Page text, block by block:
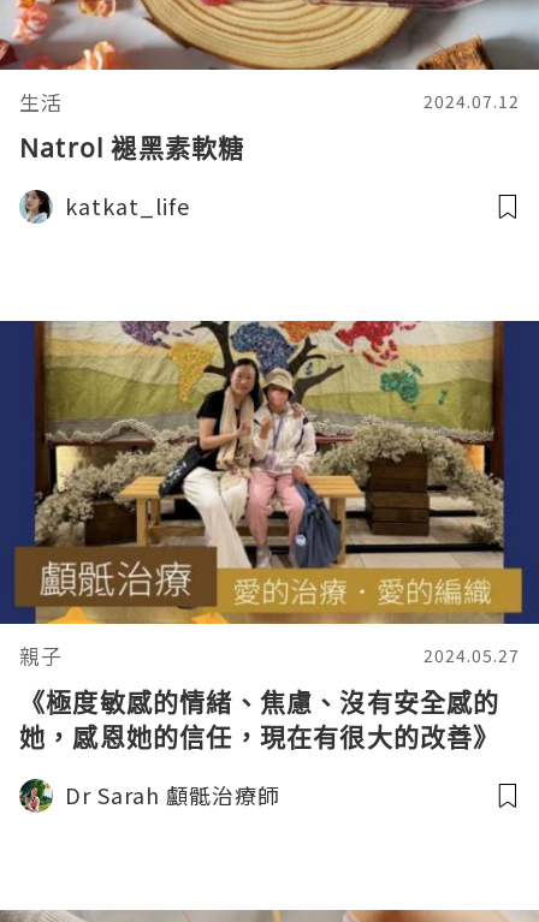
生活 2024.07.12
Natrol 褪黑素軟糖
katkat_life
親子 2024.05.27
《極度敏感的情緒、焦慮、沒有安全感的
她，感恩她的信任，現在有很大的改善》
Dr Sarah 顱骶治療師